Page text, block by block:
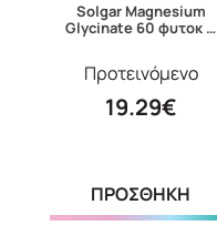
Solgar Magnesium
Glycinate 60 φυτοκ …
Προτεινόμενο
19.29€
ΠΡΟΣΘΗΚΗ